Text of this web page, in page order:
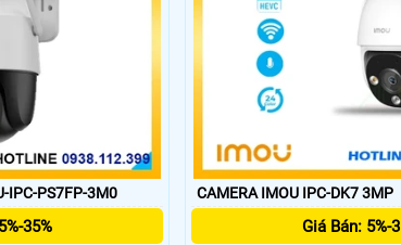
IPC-PS7FP-3M0
35%
CAMERA IMOU IPC-DK7 3MP
Giá Bán: 5%-